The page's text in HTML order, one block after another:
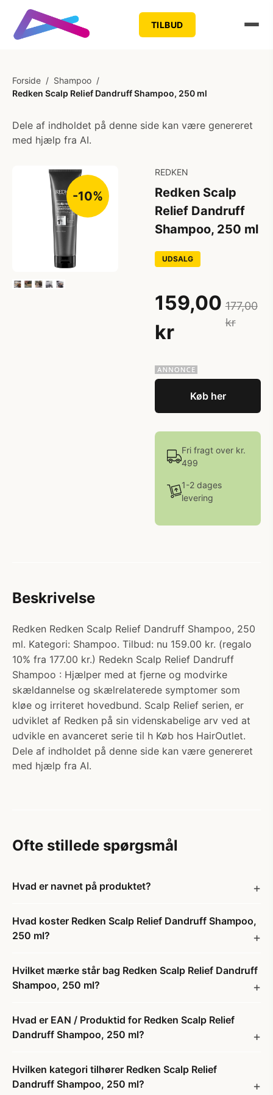
TILBUD
Forside / Shampoo /
Redken Scalp Relief Dandruff Shampoo, 250 ml
Dele af indholdet på denne side kan være genereret
med hjælp fra AI.
-10%
REDKEN
Redken Scalp
Relief Dandruff
Shampoo, 250 ml
UDSALG
159,00
kr
177,00
kr
Køb her
Fri fragt over kr.
499
1-2 dages
levering
Beskrivelse
Redken Redken Scalp Relief Dandruff Shampoo, 250
ml. Kategori: Shampoo. Tilbud: nu 159.00 kr. (regalo
10% fra 177.00 kr.) Redekn Scalp Relief Dandruff
Shampoo : Hjælper med at fjerne og modvirke
skældannelse og skælrelaterede symptomer som
kløe og irriteret hovedbund. Scalp Relief serien, er
udviklet af Redken på sin videnskabelige arv ved at
udvikle en avanceret serie til h Køb hos HairOutlet.
Dele af indholdet på denne side kan være genereret
med hjælp fra AI.
Ofte stillede spørgsmål
Hvad er navnet på produktet?
Hvad koster Redken Scalp Relief Dandruff Shampoo,
250 ml?
Hvilket mærke står bag Redken Scalp Relief Dandruff
Shampoo, 250 ml?
Hvad er EAN / Produktid for Redken Scalp Relief
Dandruff Shampoo, 250 ml?
Hvilken kategori tilhører Redken Scalp Relief
Dandruff Shampoo, 250 ml?